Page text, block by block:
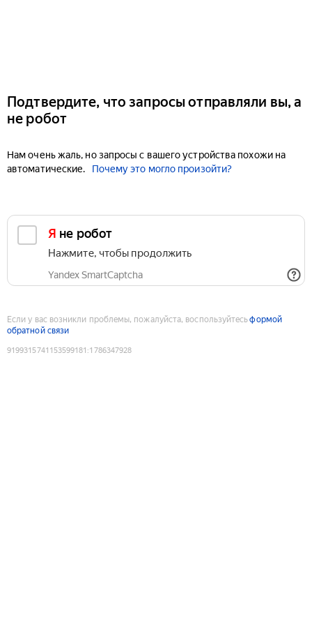
Подтвердите, что запросы отправляли вы, а
не робот
Нам очень жаль, но запросы с вашего устройства похожи на
автоматические.
Почему это могло произойти?
Я не робот
Нажмите, чтобы продолжить
Yandex SmartCaptcha
Если у вас возникли проблемы, пожалуйста, воспользуйтесьформой
обратной связи
9199315741153599181 :1786347928